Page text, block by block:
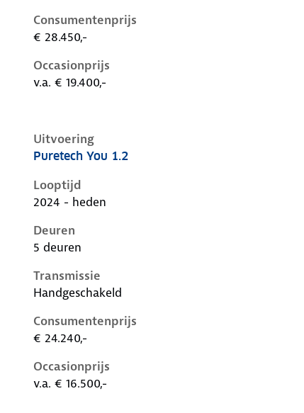
Consumentenprijs
€ 28.450,-
Occasionprijs
v.a. € 19.400,-
Uitvoering
Citroen C3 iv, 1.2, 74 kW, Benzine, 5 deuren
Puretech You 1.2
Looptijd
2024 - heden
Deuren
5 deuren
Transmissie
Handgeschakeld
Consumentenprijs
€ 24.240,-
Occasionprijs
v.a. € 16.500,-